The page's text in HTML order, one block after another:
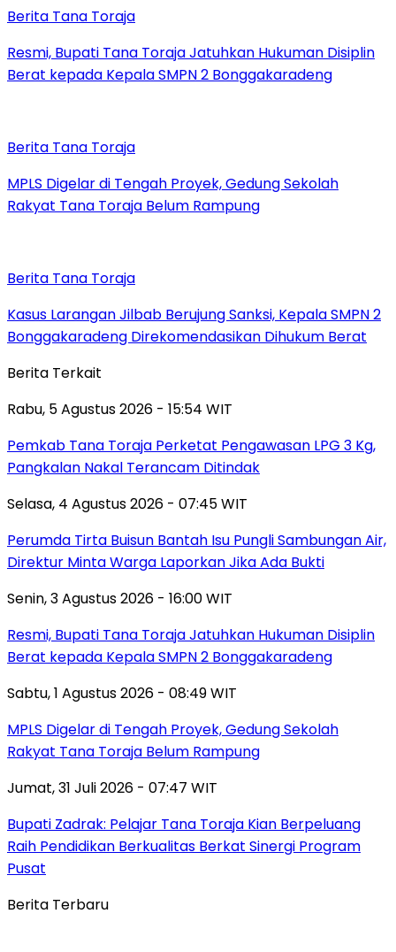
Berita Tana Toraja
Resmi, Bupati Tana Toraja Jatuhkan Hukuman Disiplin
Berat kepada Kepala SMPN 2 Bonggakaradeng
Berita Tana Toraja
MPLS Digelar di Tengah Proyek, Gedung Sekolah
Rakyat Tana Toraja Belum Rampung
Berita Tana Toraja
Kasus Larangan Jilbab Berujung Sanksi, Kepala SMPN 2
Bonggakaradeng Direkomendasikan Dihukum Berat
Berita Terkait
Rabu, 5 Agustus 2026 - 15:54 WIT
Pemkab Tana Toraja Perketat Pengawasan LPG 3 Kg,
Pangkalan Nakal Terancam Ditindak
Selasa, 4 Agustus 2026 - 07:45 WIT
Perumda Tirta Buisun Bantah Isu Pungli Sambungan Air,
Direktur Minta Warga Laporkan Jika Ada Bukti
Senin, 3 Agustus 2026 - 16:00 WIT
Resmi, Bupati Tana Toraja Jatuhkan Hukuman Disiplin
Berat kepada Kepala SMPN 2 Bonggakaradeng
Sabtu, 1 Agustus 2026 - 08:49 WIT
MPLS Digelar di Tengah Proyek, Gedung Sekolah
Rakyat Tana Toraja Belum Rampung
Jumat, 31 Juli 2026 - 07:47 WIT
Bupati Zadrak: Pelajar Tana Toraja Kian Berpeluang
Raih Pendidikan Berkualitas Berkat Sinergi Program
Pusat
Berita Terbaru